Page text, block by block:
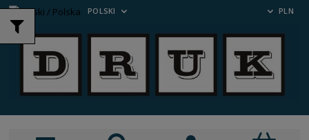
POLSKI PLN